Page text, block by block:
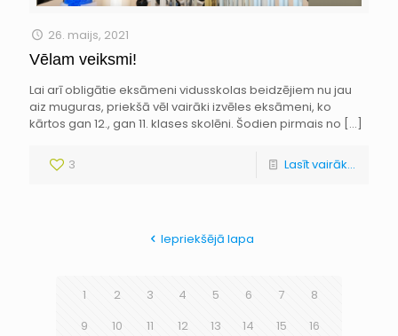
26. maijs, 2021
Vēlam veiksmi!
Lai arī obligātie eksāmeni vidusskolas beidzējiem nu jau
aiz muguras, priekšā vēl vairāki izvēles eksāmeni, ko
kārtos gan 12., gan 11. klases skolēni. Šodien pirmais no […]
3 Lasīt vairāk...
Iepriekšējā lapa
1 2 3 4 5 6 7
8
9
10 11 12 13 14 15
16